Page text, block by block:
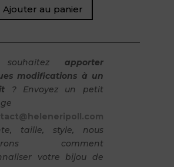
Ajouter au panier
souhaitez apporter
modifications à un
? Envoyez un petit
taille, style, nous
comment
votre bijou de